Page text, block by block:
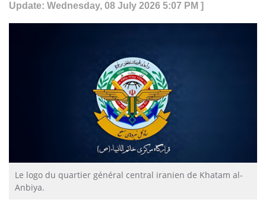
Update: Wednesday, 08 July 2026 5:07 PM ]
Le logo du quartier général central iranien de Khatam al-
Anbiya.